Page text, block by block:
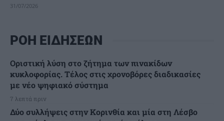
31/07/2026
ΡΟΗ ΕΙΔΗΣΕΩΝ
Οριστική λύση στο ζήτημα των πινακίδων
κυκλοφορίας. Τέλος στις χρονοβόρες διαδικασίες
με νέο ψηφιακό σύστημα
7 λεπτά πριν
Δύο συλλήψεις στην Κορινθία και μία στη Λέσβο